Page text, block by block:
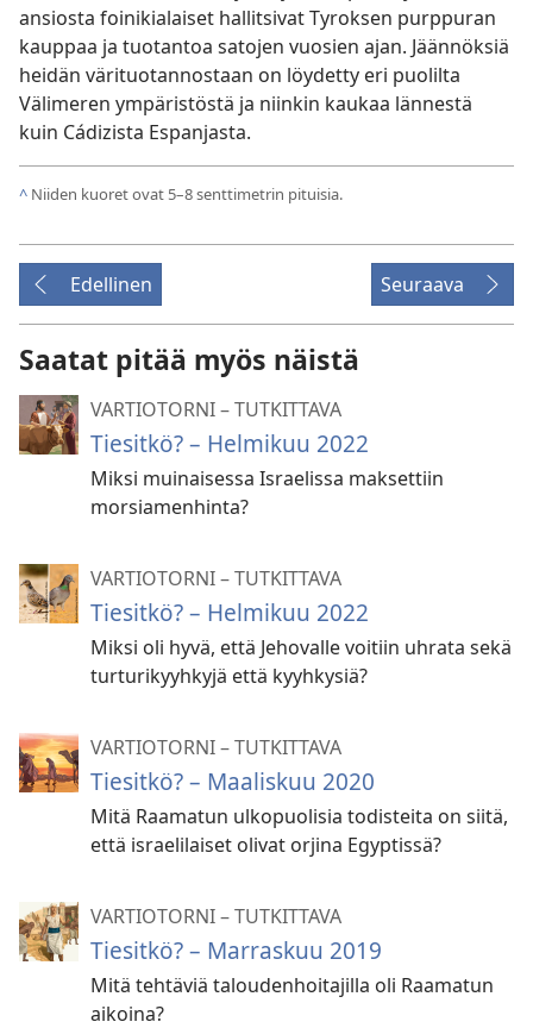
ansiosta foinikialaiset hallitsivat Tyroksen purppuran
kauppaa ja tuotantoa satojen vuosien ajan. Jäännöksiä
heidän värituotannostaan on löydetty eri puolilta
Välimeren ympäristöstä ja niinkin kaukaa lännestä
kuin Cádizista Espanjasta.
^ Niiden kuoret ovat 5–8 senttimetrin pituisia.
Edellinen Seuraava
Saatat pitää myös näistä
VARTIOTORNI – TUTKITTAVA
Tiesitkö? – Helmikuu 2022
Miksi muinaisessa Israelissa maksettiin
morsiamenhinta?
VARTIOTORNI – TUTKITTAVA
Tiesitkö? – Helmikuu 2022
Miksi oli hyvä, että Jehovalle voitiin uhrata sekä
turturikyyhkyjä että kyyhkysiä?
VARTIOTORNI – TUTKITTAVA
Tiesitkö? – Maaliskuu 2020
Mitä Raamatun ulkopuolisia todisteita on siitä,
että israelilaiset olivat orjina Egyptissä?
VARTIOTORNI – TUTKITTAVA
Tiesitkö? – Marraskuu 2019
Mitä tehtäviä taloudenhoitajilla oli Raamatun
aikoina?